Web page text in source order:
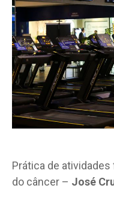
Prática de
do câncer – José